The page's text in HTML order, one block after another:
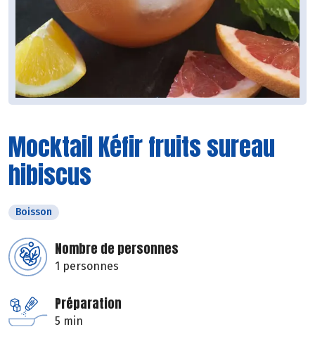
Mocktail Kéfir fruits sureau
hibiscus
Boisson
Nombre de personnes
1 personnes
Préparation
5 min